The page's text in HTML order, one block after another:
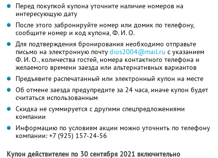
Перед покупкой купона уточните наличие номеров на
интересующую дату
После этого забронируйте номер или домик по телефону,
сообщите номер и код купона,Ф. И. О.
Для подтверждения бронирования необходимо отправьте
письмо на электронную почтуdios2004@mail.ru с указанием
Ф. И. О., количества гостей, номера контактного телефона и
желаемого времени заезда или альтернативных вариантов
Предъявите распечатанный или электронный купон на месте
Об отмене заезда предупредите за 24 часа, иначе купон будет
считаться использованным
Скидка не суммируется с другими спецпредложениями
компании
Информацию по условиям акции можно уточнить по телефону
компании: +7 (925) 157-24-56
Купон действителен по 30 сентября 2021 включительно